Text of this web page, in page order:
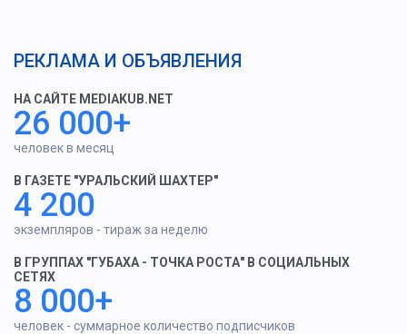
РЕКЛАМА И ОБЪЯВЛЕНИЯ
НА САЙТЕ MEDIAKUB.NET
26 000+
человек в месяц
В ГАЗЕТЕ "УРАЛЬСКИЙ ШАХТЕР"
4 200
экземпляров - тираж за неделю
В ГРУППАХ "ГУБАХА - ТОЧКА РОСТА" В СОЦИАЛЬНЫХ
СЕТЯХ
8 000+
человек - суммарное количество подписчиков